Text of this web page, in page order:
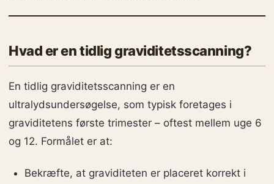
Hvad er en tidlig graviditetsscanning?
En tidlig graviditetsscanning er en
ultralydsundersøgelse, som typisk foretages i
graviditetens første trimester – oftest mellem uge 6
og 12. Formålet er at:
Bekræfte, at graviditeten er placeret korrekt i